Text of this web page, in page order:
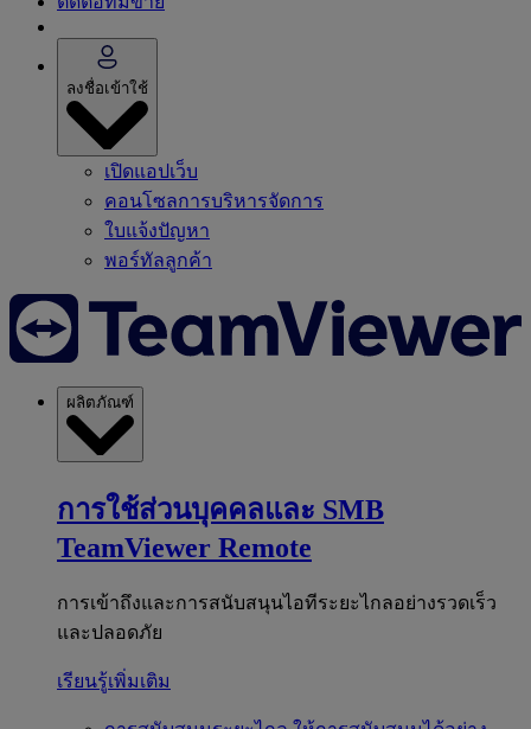
ลงชื่อเข้าใช้
เปิดแอปเว็บ
คอนโซลการบริหารจัดการ
ใบแจ้งปัญหา
พอร์ทัลลูกค้า
ผลิตภัณฑ์
การใช้ส่วนบุคคลและ SMB
TeamViewer Remote
การเข้าถึงและการสนับสนุนไอทีระยะไกลอย่างรวดเร็ว
และปลอดภัย
เรียนรู้เพิ่มเติม